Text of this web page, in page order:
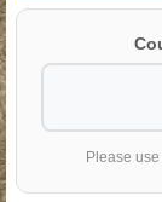
Please